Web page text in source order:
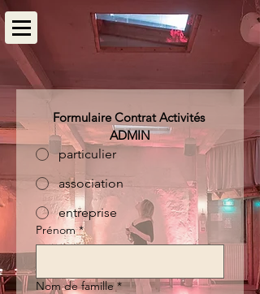
Formulaire Contrat Activités
ADMIN
particulier
association
entreprise
Prénom *
Nom de famille *